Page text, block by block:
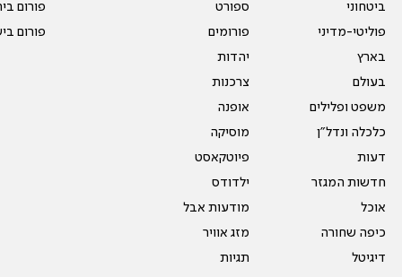
ביטחוני
פוליטי-מדיני
בארץ
בעולם
משפט ופלילים
כלכלה ונדל"ן
דעות
חדשות המגזר
אוכל
כיפה שחורה
דיגיטל
ספורט
פורומים
יהדות
צרכנות
אופנה
מוסיקה
פיוטקאסט
ילדודס
מודעות אבל
מזג אוויר
תגיות
פורום
פורום